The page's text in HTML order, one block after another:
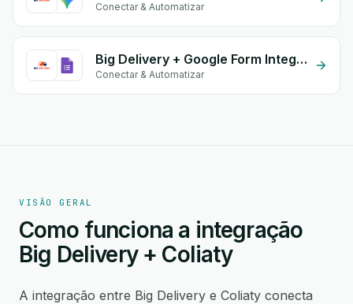
Conectar & Automatizar
Big Delivery + Google Form Integration
Conectar & Automatizar
VISÃO GERAL
Como funciona a integração
Big Delivery + Coliaty
A integração entre Big Delivery e Coliaty conecta